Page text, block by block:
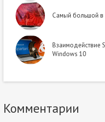
Самый большой в
Взаимодействие
Windows 10
Комментарии